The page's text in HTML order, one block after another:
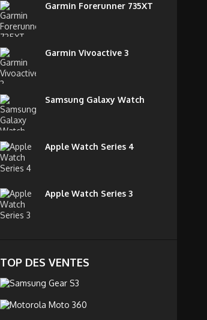
Garmin Forerunner 735XT
Garmin Vivoactive 3
Samsung Galaxy Watch
Apple Watch Series 4
Apple Watch Series 3
TOP DES VENTES